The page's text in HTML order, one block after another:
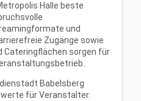
Halle beste
und
Zugänge sowie
Cateringflächen sorgen für
Babelsberg
für Veranstalter.